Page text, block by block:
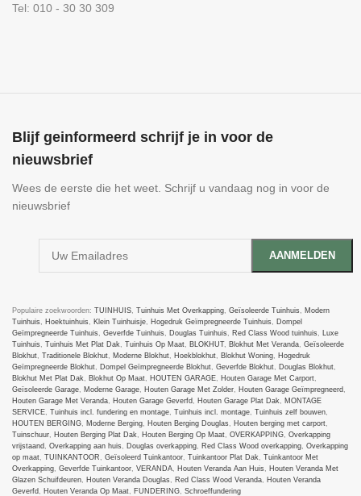
Tel: 010 - 30 30 309
Blijf geinformeerd schrijf je in voor de
nieuwsbrief
Wees de eerste die het weet. Schrijf u vandaag nog in voor de
nieuwsbrief
Populaire zoekwoorden: TUINHUIS, Tuinhuis Met Overkapping, Geïsoleerde Tuinhuis , Modern
Tuinhuis , Hoektuinhuis , Klein Tuinhuisje, Hogedruk Geïmpregneerde Tuinhuis , Dompel
Geïmpregneerde Tuinhuis , Geverfde Tuinhuis , Douglas Tuinhuis , Red Class Wood tuinhuis , Luxe
Tuinhuis , Tuinhuis Met Plat Dak, Tuinhuis Op Maat, BLOKHUT, Blokhut Met Veranda, Geïsoleerde
Blokhut, Traditionele Blokhut, Moderne Blokhut, Hoekblokhut, Blokhut Woning, Hogedruk
Geïmpregneerde Blokhut, Dompel Geïmpregneerde Blokhut, Geverfde Blokhut, Douglas Blokhut,
Blokhut Met Plat Dak, Blokhut Op Maat, HOUTEN GARAGE, Houten Garage Met Carport,
Geïsoleerde Garage, Moderne Garage, Houten Garage Met Zolder, Houten Garage Geïmpregneerd ,
Houten Garage Met Veranda, Houten Garage Geverfd , Houten Garage Plat Dak, MONTAGE
SERVICE, Tuinhuis incl. fundering en montage, Tuinhuis incl. montage, Tuinhuis zelf bouwen,
HOUTEN BERGING, Moderne Berging, Houten Berging Douglas , Houten berging met carport,
Tuinschuur, Houten Berging Plat Dak, Houten Berging Op Maat, OVERKAPPING, Overkapping
vrijstaand , Overkapping aan huis , Douglas overkapping, Red Class Wood overkapping, Overkapping
op maat, TUINKANTOOR , Geïsoleerd Tuinkantoor, Tuinkantoor Plat Dak, Tuinkantoor Met
Overkapping, Geverfde Tuinkantoor, VERANDA, Houten Veranda Aan Huis , Houten Veranda Met
Glazen Schuifdeuren, Houten Veranda Douglas , Red Class Wood Veranda, Houten Veranda
Geverfd , Houten Veranda Op Maat, FUNDERING, Schroeffundering